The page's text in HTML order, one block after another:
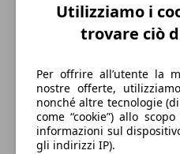
205 km/h
Benzina
Carburante
Utilizziamo i
trovare ciò
Per offrire all’utente la
nostre offerte,
nonché altre tecnologie
come “cookie”) allo
informazioni sul
gli indirizzi IP).